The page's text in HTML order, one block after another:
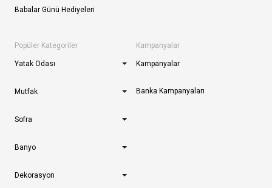
Babalar Günü Hediyeleri
Popüler Kategoriler
Yatak Odası
Mutfak
Sofra
Banyo
Dekorasyon
Kampanyalar
Kampanyalar
Banka Kampanyaları